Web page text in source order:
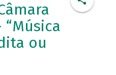
“Música
ou